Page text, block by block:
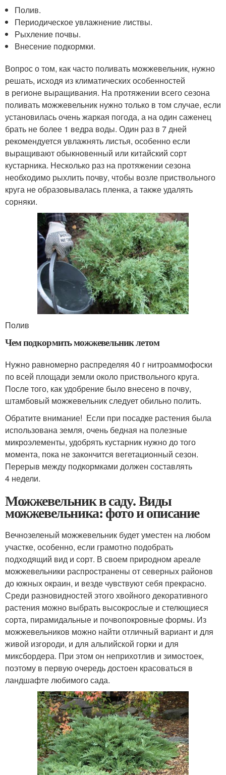
Полив.
Периодическое увлажнение листвы.
Рыхление почвы.
Внесение подкормки.
Вопрос о том, как часто поливать можжевельник, нужно
решать, исходя из климатических особенностей
в регионе выращивания. На протяжении всего сезона
поливать можжевельник нужно только в том случае, если
установилась очень жаркая погода, а на один саженец
брать не более 1 ведра воды. Один раз в 7 дней
рекомендуется увлажнять листья, особенно если
выращивают обыкновенный или китайский сорт
кустарника. Несколько раз на протяжении сезона
необходимо рыхлить почву, чтобы возле приствольного
круга не образовывалась пленка, а также удалять
сорняки.
Полив
Чем подкормить можжевельник летом
Нужно равномерно распределяя 40 г нитроаммофоски
по всей площади земли около приствольного круга.
После того, как удобрение было внесено в почву,
штамбовый можжевельник следует обильно полить.
Обратите внимание! Если при посадке растения была
использована земля, очень бедная на полезные
микроэлементы, удобрять кустарник нужно до того
момента, пока не закончится вегетационный сезон.
Перерыв между подкормками должен составлять
4 недели.
Можжевельник в саду. Виды
можжевельника: фото и описание
Вечнозеленый можжевельник будет уместен на любом
участке, особенно, если грамотно подобрать
подходящий вид и сорт. В своем природном ареале
можжевельники распространены от северных районов
до южных окраин, и везде чувствуют себя прекрасно.
Среди разновидностей этого хвойного декоративного
растения можно выбрать высокрослые и стелющиеся
сорта, пирамидальные и почвопокровные формы. Из
можжевельников можно найти отличный вариант и для
живой изгороди, и для альпийской горки и для
миксбордера. При этом он неприхотлив и зимостоек,
поэтому в первую очередь достоен красоваться в
ландшафте любимого сада.